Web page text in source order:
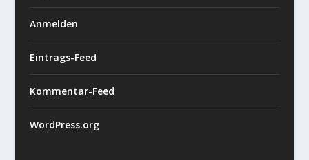
Anmelden
Eintrags-Feed
Kommentar-Feed
WordPress.org